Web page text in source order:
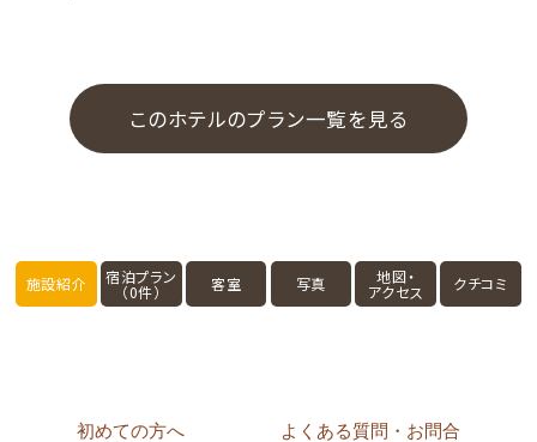
このホテルのプラン一覧を見る
施設紹介 宿泊プラン
（0件） 客室 写真 地図・
アクセス クチコミ
初めての方へ
よくある質問・お問合